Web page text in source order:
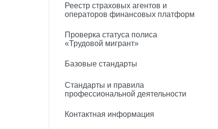
Реестр страховых агентов и
операторов финансовых платформ
Проверка статуса полиса
«Трудовой мигрант»
Базовые стандарты
Стандарты и правила
профессиональной деятельности
Контактная информация